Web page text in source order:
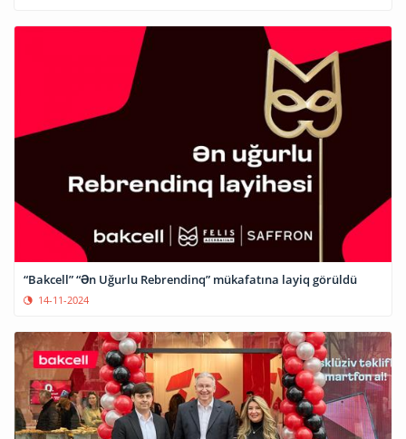
“Bakcell” “Ən Uğurlu Rebrendinq” mükafatına layiq görüldü
14-11-2024